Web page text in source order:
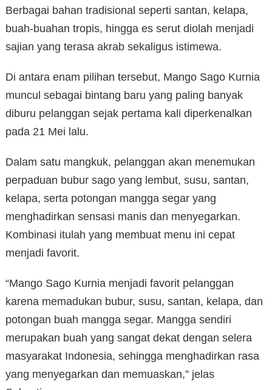
Berbagai bahan tradisional seperti santan, kelapa,
buah-buahan tropis, hingga es serut diolah menjadi
sajian yang terasa akrab sekaligus istimewa.
Di antara enam pilihan tersebut, Mango Sago Kurnia
muncul sebagai bintang baru yang paling banyak
diburu pelanggan sejak pertama kali diperkenalkan
pada 21 Mei lalu.
Dalam satu mangkuk, pelanggan akan menemukan
perpaduan bubur sago yang lembut, susu, santan,
kelapa, serta potongan mangga segar yang
menghadirkan sensasi manis dan menyegarkan.
Kombinasi itulah yang membuat menu ini cepat
menjadi favorit.
“Mango Sago Kurnia menjadi favorit pelanggan
karena memadukan bubur, susu, santan, kelapa, dan
potongan buah mangga segar. Mangga sendiri
merupakan buah yang sangat dekat dengan selera
masyarakat Indonesia, sehingga menghadirkan rasa
yang menyegarkan dan memuaskan,” jelas